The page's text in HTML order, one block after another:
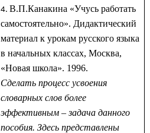
В.П.Канакина «Учусь работать
самостоятельно». Дидактический
материал к урокам русского языка
в начальных классах, Москва,
«Новая школа». 1996.
Сделать процесс усвоения
словарных слов более
эффективным – задача данного
пособия. Здесь представлены